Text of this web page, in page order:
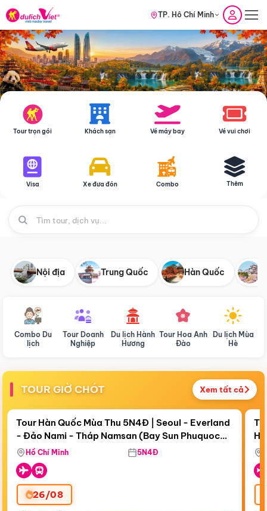
TP. Hồ Chí Minh
Tour trọn gói Khách sạn Vé máy bay Vé vui chơi
Visa Xe đưa đón Combo Thêm
Nội địa Trung Quốc Hàn Quốc
Combo Du
lịch
Tour Doanh
Nghiệp
Du lịch Hành
Hương
Tour Hoa Anh
Đào
Du lịch Mùa
Hè
TOUR GIỜ CHÓT Xem tất cả
Còn17 ngày 21:59:49
Bay Sun Phuquoc Airways
Điểm nổi bật
Tour Hàn Quốc Mùa Thu 5N4Đ | Seoul - Everland
- Đảo Nami - Tháp Namsan (Bay Sun Phuquoc
Airways)
Hồ Chí Minh 5N4Đ
26/08